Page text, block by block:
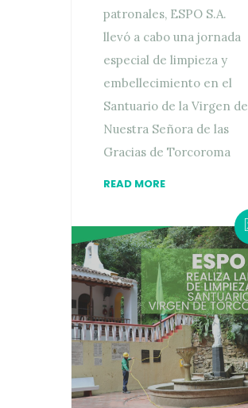
patronales, ESPO S.A.
llevó a cabo una jornada
especial de limpieza y
embellecimiento en el
Santuario de la Virgen de
Nuestra Señora de las
Gracias de Torcoroma
READ MORE